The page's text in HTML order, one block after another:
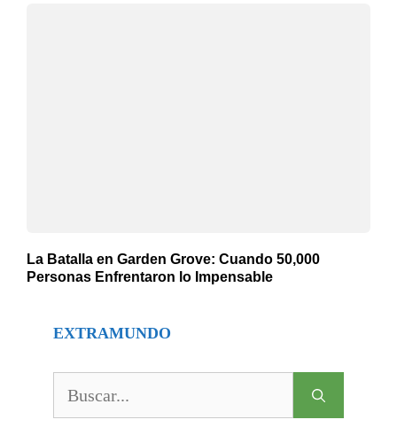
La Batalla en Garden Grove: Cuando 50,000
Personas Enfrentaron lo Impensable
EXTRAMUNDO